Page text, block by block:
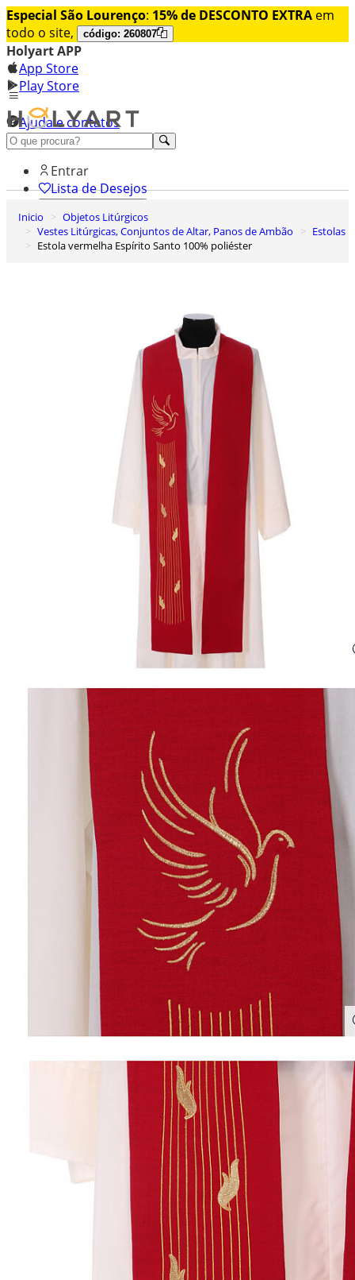
Especial São Lourenço: 15% de DESCONTO EXTRA em
todo o site,
código: 260807
Holyart APP
App Store
Play Store
Ajuda e contatos
Conheça premium
Entrar
Lista de Desejos
0
Carrinho de Compras
Inicio
Objetos Litúrgicos
Vestes Litúrgicas, Conjuntos de Altar, Panos de Ambão
Estolas
Estola vermelha Espírito Santo 100% poliéster